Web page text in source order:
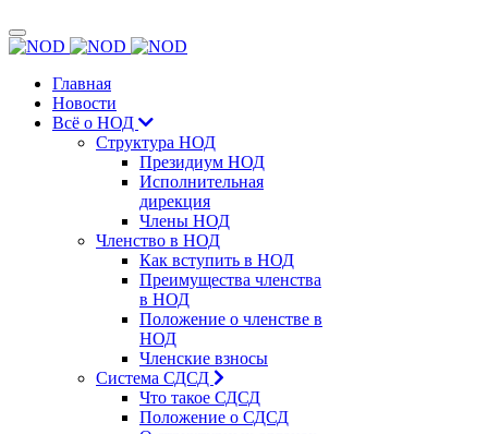
Главная
Новости
Всё о НОД
Структура НОД
Президиум НОД
Исполнительная
дирекция
Члены НОД
Членство в НОД
Как вступить в НОД
Преимущества членства
в НОД
Положение о членстве в
НОД
Членские взносы
Система СДСД
Что такое СДСД
Положение о СДСД